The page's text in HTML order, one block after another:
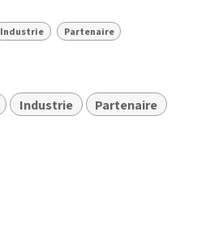
Industrie Partenaire
Industrie Partenaire